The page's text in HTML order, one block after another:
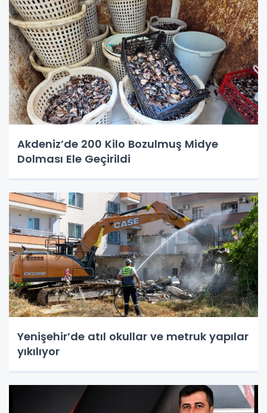
Akdeniz’de 200 Kilo Bozulmuş Midye
Dolması Ele Geçirildi
Yenişehir’de atıl okullar ve metruk yapılar
yıkılıyor